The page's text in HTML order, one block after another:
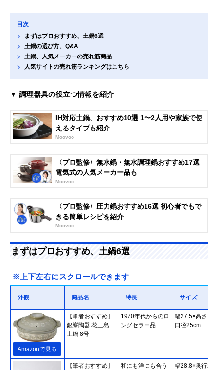
目次
まずはプロおすすめ、土鍋6選
土鍋の選び方、Q&A
土鍋、人気メーカーの売れ筋商品
人気サイトの売れ筋ランキングはこちら
▼ 調理器具の役立つ情報を紹介
IH対応土鍋、おすすめ10選 1〜2人用や家族で使
えるタイプも紹介
Moovoo
〈プロ監修〉無水鍋・無水調理鍋おすすめ17選
電気式の人気メーカー品も
Moovoo
〈プロ監修〉圧力鍋おすすめ16選 初心者でもで
きる簡単レシピを紹介
Moovoo
まずはプロおすすめ、土鍋6選
※上下左右にスクロールできます
外観 商品名 特長 サイズ
Amazonで見る
【筆者おすすめ】
銀峯陶器 花三島
土鍋 8号
1970年代からのロ
ングセラー品
幅27.5×高さ
口径25cm
【筆者おすすめ】
和にも洋にも合う
幅28.8×奥行